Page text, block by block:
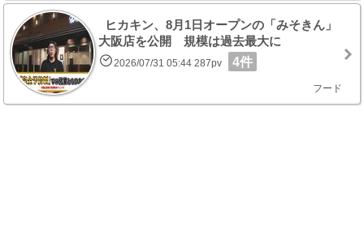
ヒカキン、8月1日オープンの「みそきん」
大阪店を公開 規模は過去最大に
2026/07/31 05:44 287pv 4件
フード